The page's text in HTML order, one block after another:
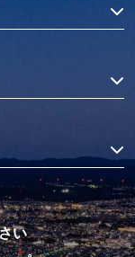
い